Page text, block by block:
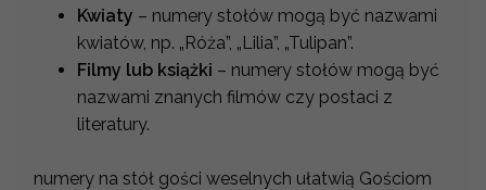
Kwiaty – numery stołów mogą być nazwami
kwiatów, np. „Róża”, „Lilia”, „Tulipan”.
Filmy lub książki – numery stołów mogą być
nazwami znanych filmów czy postaci z
literatury.
numery na stół gości weselnych ułatwią Gościom